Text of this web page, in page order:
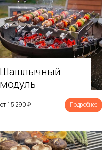
Шашлычный
модуль
от 15 290 ₽ Подробнее